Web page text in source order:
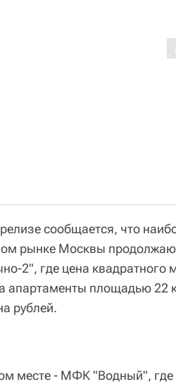
сообщается, что
рынке Москвы
2", где цена квадратного
апартаменты площадью 22
рублей.
месте - МФК "Водный",